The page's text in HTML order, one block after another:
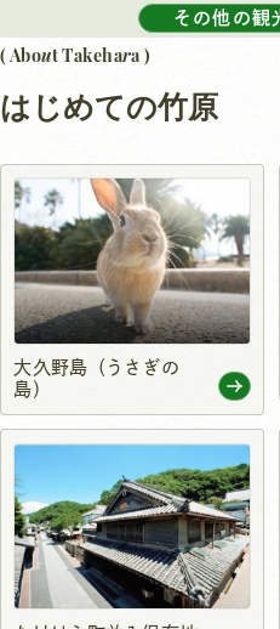
その他の観
( About Takehara )
はじめての竹原
大久野島（うさぎの
島）